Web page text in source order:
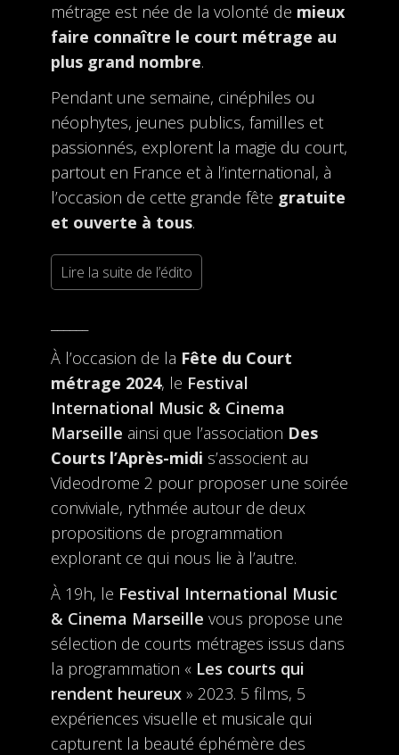
métrage est née de la volonté de mieux
faire connaître le court métrage au
plus grand nombre.
Pendant une semaine, cinéphiles ou
néophytes, jeunes publics, familles et
passionnés, explorent la magie du court,
partout en France et à l’international, à
l’occasion de cette grande fête gratuite
et ouverte à tous.
Lire la suite de l’édito
À l’occasion de la Fête du Court
métrage 2024, le Festival
International Music & Cinema
Marseille ainsi que l’association Des
Courts l’Après-midi s’associent au
Videodrome 2 pour proposer une soirée
conviviale, rythmée autour de deux
propositions de programmation
explorant ce qui nous lie à l’autre.
À 19h, le Festival International Music
& Cinema Marseille vous propose une
sélection de courts métrages issus dans
la programmation « Les courts qui
rendent heureux» 2023. 5 films, 5
expériences visuelle et musicale qui
capturent la beauté éphémère des